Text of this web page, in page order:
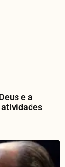
e a